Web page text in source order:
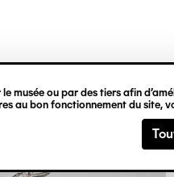
musée ou par des tiers afin
au bon fonctionnement du site,